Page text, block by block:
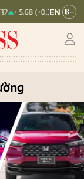
(+0.3%) VNINDEX: